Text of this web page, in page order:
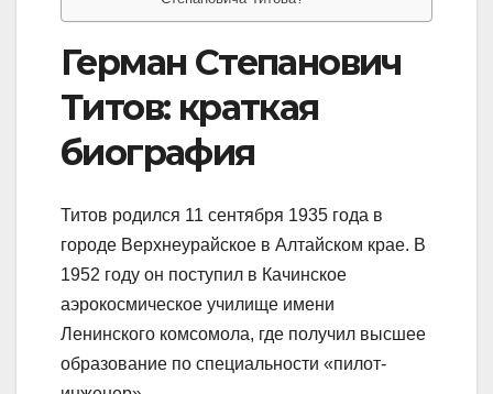
Герман Степанович
Титов: краткая
биография
Титов родился 11 сентября 1935 года в
городе Верхнеурайское в Алтайском крае. В
1952 году он поступил в Качинское
аэрокосмическое училище имени
Ленинского комсомола, где получил высшее
образование по специальности «пилот-